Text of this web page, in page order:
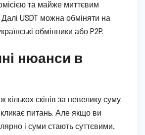
та майже миттєвим
USDT можна обміняти на
обмінники або P2P.
нюанси в
кількох скінів за невелику суму
питань. Але якщо ви
і суми стають суттєвими,